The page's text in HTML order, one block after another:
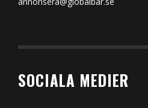
SOCIALA MEDIER